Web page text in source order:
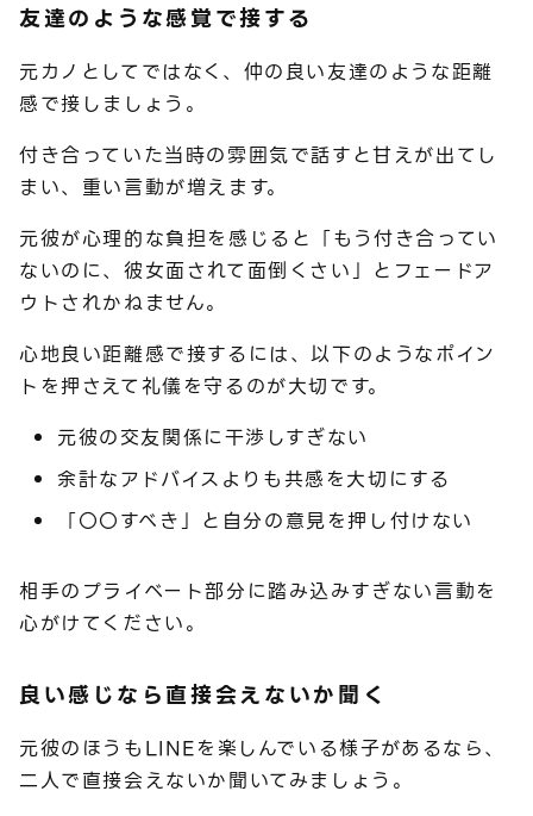
友達のような感覚で接する
元カノとしてではなく、仲の良い友達のような距離
感で接しましょう。
付き合っていた当時の雰囲気で話すと甘えが出てし
まい、重い言動が増えます。
元彼が心理的な負担を感じると「もう付き合ってい
ないのに、彼女面されて面倒くさい」とフェードア
ウトされかねません。
心地良い距離感で接するには、以下のようなポイン
トを押さえて礼儀を守るのが大切です。
元彼の交友関係に干渉しすぎない
余計なアドバイスよりも共感を大切にする
「〇〇すべき」と自分の意見を押し付けない
相手のプライベート部分に踏み込みすぎない言動を
心がけてください。
良い感じなら直接会えないか聞く
元彼のほうもLINEを楽しんでいる様子があるなら、
二人で直接会えないか聞いてみましょう。